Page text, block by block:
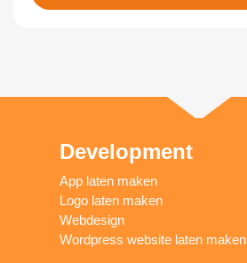
Development
App laten maken
Logo laten maken
Webdesign
Wordpress website laten maken